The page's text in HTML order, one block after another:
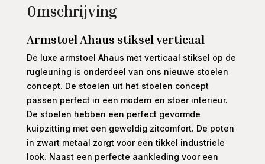
Omschrijving
Armstoel Ahaus stiksel verticaal
De luxe armstoel Ahaus met verticaal stiksel op de
rugleuning is onderdeel van ons nieuwe stoelen
concept. De stoelen uit het stoelen concept
passen perfect in een modern en stoer interieur.
De stoelen hebben een perfect gevormde
kuipzitting met een geweldig zitcomfort. De poten
in zwart metaal zorgt voor een tikkel industriele
look. Naast een perfecte aankleding voor een